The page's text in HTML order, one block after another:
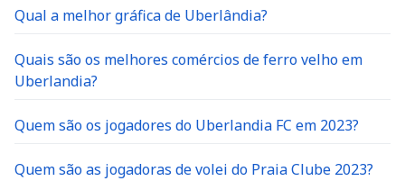
Qual a melhor gráfica de Uberlândia?
Quais são os melhores comércios de ferro velho em
Uberlandia?
Quem são os jogadores do Uberlandia FC em 2023?
Quem são as jogadoras de volei do Praia Clube 2023?